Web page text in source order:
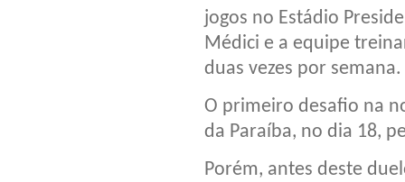
jogos no Estádio
Médici e a equipe
duas vezes por semana.
O primeiro desafio na
da Paraíba, no dia 18,
Porém, antes deste